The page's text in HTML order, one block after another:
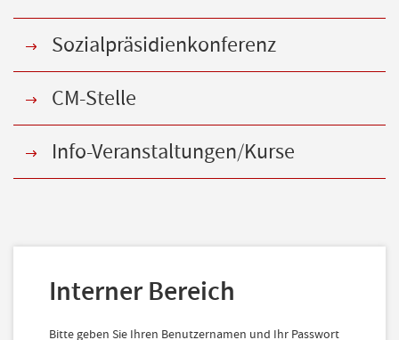
Sozialpräsidienkonferenz
CM-Stelle
Info-Veranstaltungen/Kurse
Interner Bereich
Bitte geben Sie Ihren Benutzernamen und Ihr Passwort